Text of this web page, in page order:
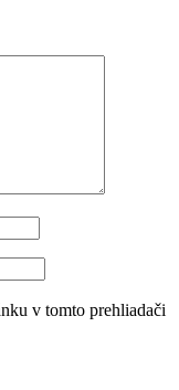
v tomto prehliadači